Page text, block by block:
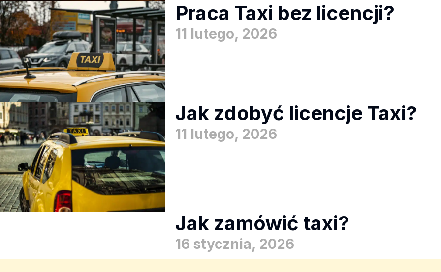
Praca Taxi bez licencji?
11 lutego, 2026
Jak zdobyć licencje Taxi?
11 lutego, 2026
Jak zamówić taxi?
16 stycznia, 2026